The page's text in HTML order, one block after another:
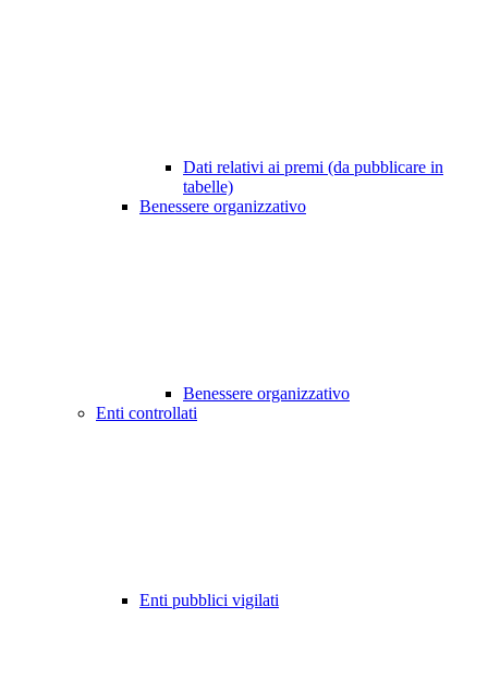
Dati relativi ai premi (da pubblicare in
tabelle)
Benessere organizzativo
Benessere organizzativo
Enti controllati
Enti pubblici vigilati